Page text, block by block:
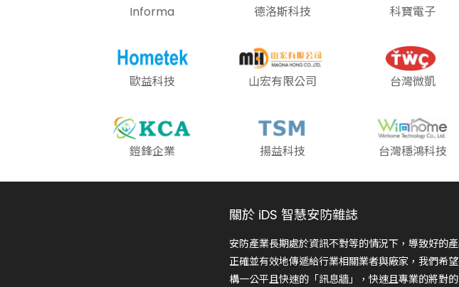
Informa 德洛斯科技 科寶電子
歐益科技 山宏有限公司 台灣微凱
鎧鋒企業 揚益科技 台灣穩鴻科技
關於 iDS 智慧安防雜誌
安防產業長期處於資訊不對等的情況下，導致好的
正確並有效地傳遞給行業相關業者與廠家，我們希
構一公平且快速的「訊息牆」，快速且專業的將對